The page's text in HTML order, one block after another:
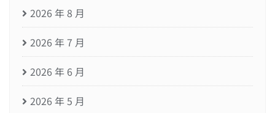
2026 年 8 月
2026 年 7 月
2026 年 6 月
2026 年 5 月